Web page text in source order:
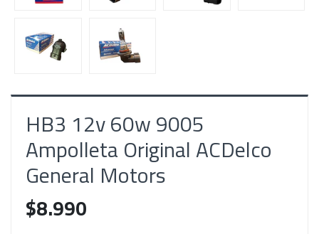
HB3 12v 60w 9005
Ampolleta Original ACDelco
General Motors
$8.990